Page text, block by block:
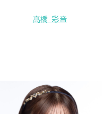
髙橋 彩音